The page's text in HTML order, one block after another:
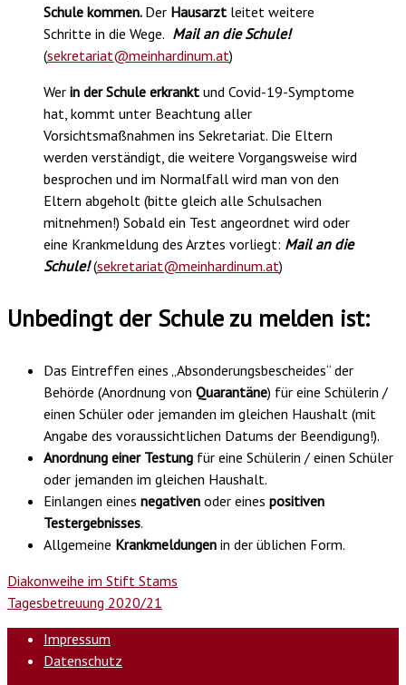
Schule kommen. Der Hausarzt leitet weitere
Schritte in die Wege. Mail an die Schule!
(sekretariat@meinhardinum.at)
Wer in der Schule erkrankt und Covid-19-Symptome
hat, kommt unter Beachtung aller
Vorsichtsmaßnahmen ins Sekretariat. Die Eltern
werden verständigt, die weitere Vorgangsweise wird
besprochen und im Normalfall wird man von den
Eltern abgeholt (bitte gleich alle Schulsachen
mitnehmen!) Sobald ein Test angeordnet wird oder
eine Krankmeldung des Arztes vorliegt: Mail an die
Schule!(sekretariat@meinhardinum.at)
Unbedingt der Schule zu melden ist:
Das Eintreffen eines „Absonderungsbescheides“ der
Behörde (Anordnung von Quarantäne) für eine Schülerin /
einen Schüler oder jemanden im gleichen Haushalt (mit
Angabe des voraussichtlichen Datums der Beendigung!).
Anordnung einer Testung für eine Schülerin / einen Schüler
oder jemanden im gleichen Haushalt.
Einlangen eines negativen oder eines positiven
Testergebnisses.
Allgemeine Krankmeldungen in der üblichen Form.
Diakonweihe im Stift Stams
Tagesbetreuung 2020/21
Impressum
Datenschutz